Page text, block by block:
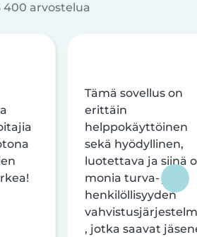
400 arvostelua
Tämä sovellus on
erittäin
helppokäyttöinen
sekä hyödyllinen,
luotettava ja siinä
monia turva- ja
henkilöllisyyden
, jotka saavat